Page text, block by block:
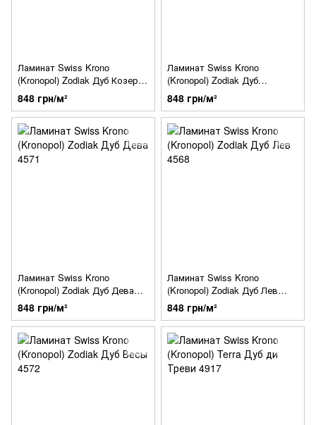
Ламинат Swiss Krono
(Kronopol) Zodiak Дуб Козерог
4567
848 грн/м²
Ламинат Swiss Krono
(Kronopol) Zodiak Дуб
Скорпион 4569
848 грн/м²
Ламинат Swiss Krono
(Kronopol) Zodiak Дуб Дева
4571
848 грн/м²
Ламинат Swiss Krono
(Kronopol) Zodiak Дуб Лев
4568
848 грн/м²